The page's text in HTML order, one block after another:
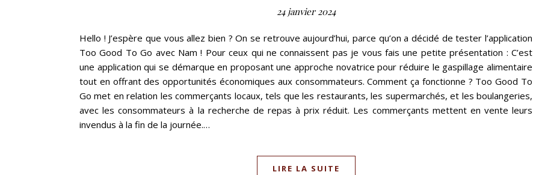
24 janvier 2024
Hello ! J’espère que vous allez bien ? On se retrouve aujourd’hui, parce qu’on a décidé de tester l’application
Too Good To Go avec Nam ! Pour ceux qui ne connaissent pas je vous fais une petite présentation : C’est
une application qui se démarque en proposant une approche novatrice pour réduire le gaspillage alimentaire
tout en offrant des opportunités économiques aux consommateurs. Comment ça fonctionne ? Too Good To
Go met en relation les commerçants locaux, tels que les restaurants, les supermarchés, et les boulangeries,
avec les consommateurs à la recherche de repas à prix réduit. Les commerçants mettent en vente leurs
invendus à la fin de la journée.…
LIRE LA SUITE